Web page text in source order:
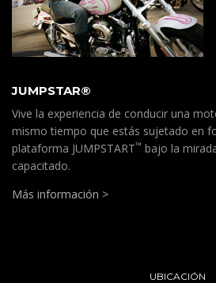
JUMPSTAR®
Vive la experiencia de conducir una
mismo tiempo que estás sujetado en
plataforma JUMPSTART™ bajo la
capacitado.
Más información >
UBICACIÓN